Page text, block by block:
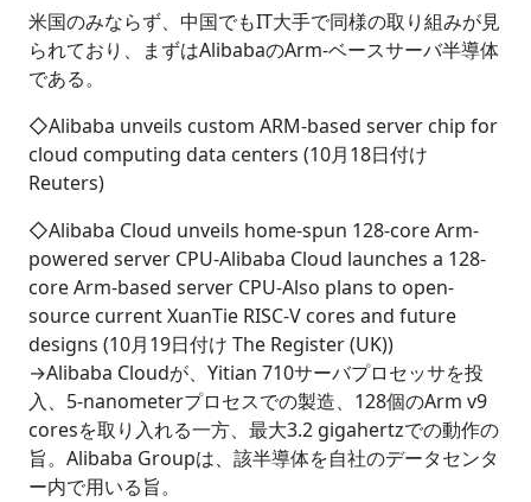
米国のみならず、中国でもIT大手で同様の取り組みが見
られており、まずはAlibabaのArm-ベースサーバ半導体
である。
◇Alibaba unveils custom ARM-based server chip for
cloud computing data centers (10月18日付け
Reuters)
◇Alibaba Cloud unveils home-spun 128-core Arm-
powered server CPU-Alibaba Cloud launches a 128-
core Arm-based server CPU-Also plans to open-
source current XuanTie RISC-V cores and future
designs (10月19日付け The Register (UK))
→Alibaba Cloudが、Yitian 710サーバプロセッサを投
入、5-nanometerプロセスでの製造、128個のArm v9
coresを取り入れる一方、最大3.2 gigahertzでの動作の
旨。Alibaba Groupは、該半導体を自社のデータセンタ
ー内で用いる旨。